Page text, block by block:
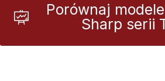
Porównaj
Sharp serii